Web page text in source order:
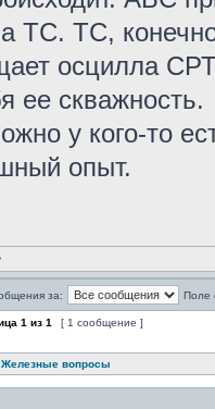
ТС. ТС,
осцилла
ее скважность.
у кого-то
опыт.
за: Поле
1 из 1 [ 1 сообщение ]
Железные вопросы